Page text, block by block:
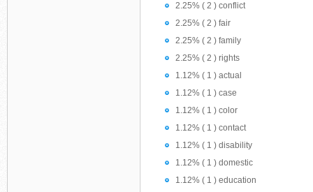
2.25% ( 2 ) conflict
2.25% ( 2 ) fair
2.25% ( 2 ) family
2.25% ( 2 ) rights
1.12% ( 1 ) actual
1.12% ( 1 ) case
1.12% ( 1 ) color
1.12% ( 1 ) contact
1.12% ( 1 ) disability
1.12% ( 1 ) domestic
1.12% ( 1 ) education